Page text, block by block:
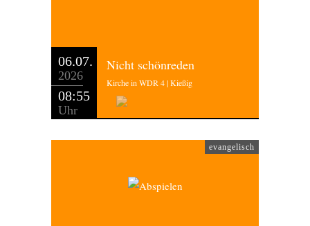
06.07.
2026
08:55
Uhr
Nicht schönreden
Kirche in WDR 4 | Kießig
evangelisch